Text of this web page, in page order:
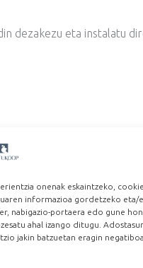
onenak eskaintzeko,
informazioa gordetzeko eta/
nabigazio-portaera edo gune
ahal izango ditugu.
jakin batzuetan eragin negatiboa
dezakezu eta instalatu
parte bat zuzen